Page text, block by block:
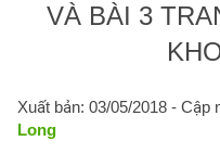
VÀ BÀI 3
Xuất bản: 03/05/2018 - Cập
Long